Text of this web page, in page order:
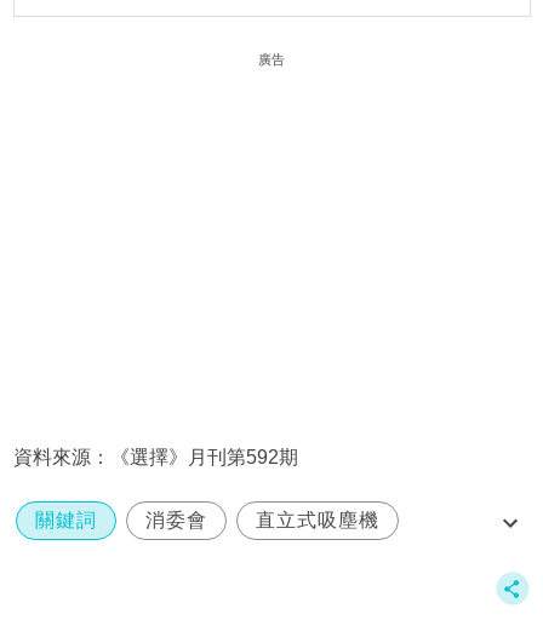
廣告
資料來源：《選擇》月刊第592期
關鍵詞 消委會 直立式吸塵機